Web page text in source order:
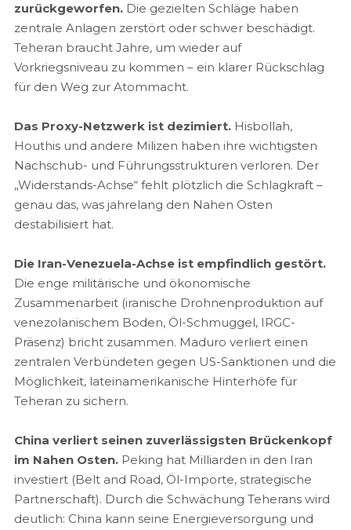
zurückgeworfen.Die gezielten Schläge haben
zentrale Anlagen zerstört oder schwer beschädigt.
Teheran braucht Jahre, um wieder auf
Vorkriegsniveau zu kommen – ein klarer Rückschlag
für den Weg zur Atommacht.
Das Proxy-Netzwerk ist dezimiert.Hisbollah,
Houthis und andere Milizen haben ihre wichtigsten
Nachschub- und Führungsstrukturen verloren. Der
„Widerstands-Achse“ fehlt plötzlich die Schlagkraft –
genau das, was jahrelang den Nahen Osten
destabilisiert hat.
Die Iran-Venezuela-Achse ist empfindlich gestört.
Die enge militärische und ökonomische
Zusammenarbeit (iranische Drohnenproduktion auf
venezolanischem Boden, Öl-Schmuggel, IRGC-
Präsenz) bricht zusammen. Maduro verliert einen
zentralen Verbündeten gegen US-Sanktionen und die
Möglichkeit, lateinamerikanische Hinterhöfe für
Teheran zu sichern.
China verliert seinen zuverlässigsten Brückenkopf
im Nahen Osten.Peking hat Milliarden in den Iran
investiert (Belt and Road, Öl-Importe, strategische
Partnerschaft). Durch die Schwächung Teherans wird
deutlich: China kann seine Energieversorgung und